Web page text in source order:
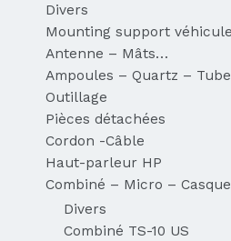
Divers
Mounting support véhicule
Antenne – Mâts…
Ampoules – Quartz –
Outillage
Pièces détachées
Cordon -Câble
Haut-parleur HP
Combiné – Micro – Casque
Divers
Combiné TS-10 US